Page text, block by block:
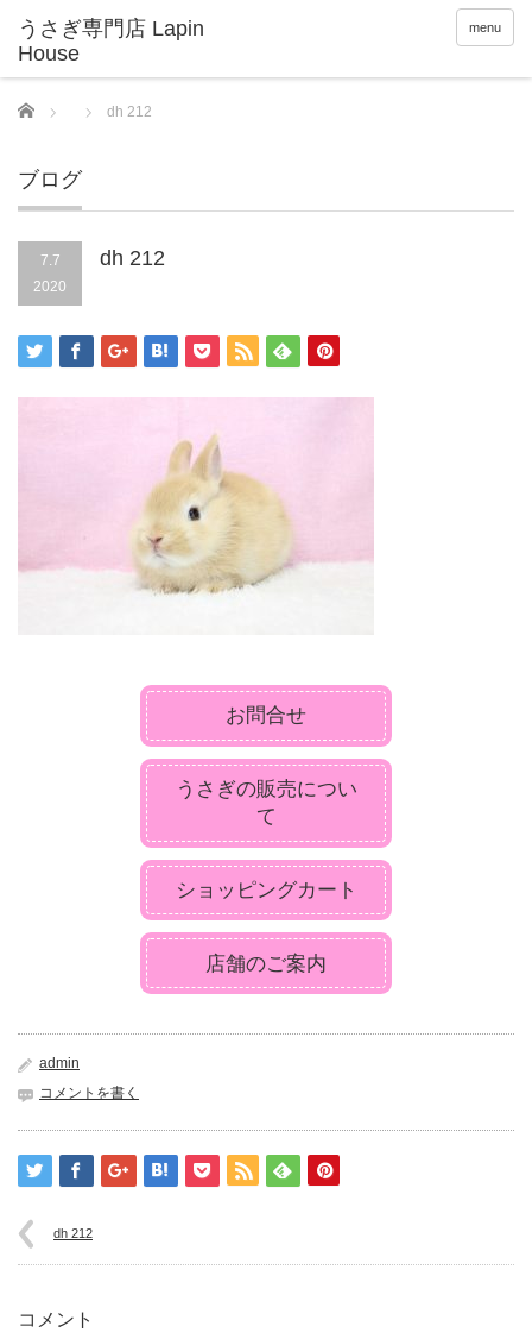
menu
Home dh 212
ブログ
7.7
2020
dh 212
お問合せ
うさぎの販売につい
て
ショッピングカート
店舗のご案内
admin
コメントを書く
dh 212
コメント